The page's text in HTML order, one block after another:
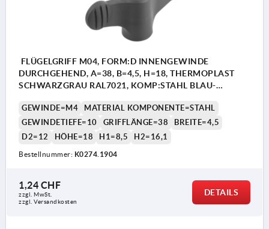
FLÜGELGRIFF M04, FORM:D INNENGEWINDE
DURCHGEHEND, A=38, B=4,5, H=18, THERMOPLAST
SCHWARZGRAU RAL7021, KOMP:STAHL BLAU-
GEWINDE=M4
MATERIAL KOMPONENTE=STAHL
GEWINDETIEFE=10
GRIFFLÄNGE=38
BREITE=4,5
D2=12
HÖHE=18 H1=8,5 H2=16,1
Bestellnummer: K0274.1904
1,24 CHF
zzgl. MwSt.
zzgl. Versandkosten
DETAILS